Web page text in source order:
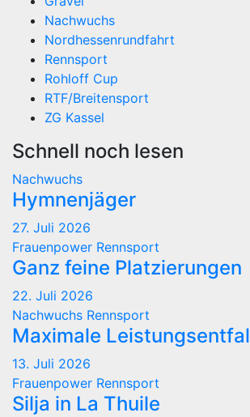
Nachwuchs
Nordhessenrundfahrt
Rennsport
Rohloff Cup
RTF/Breitensport
ZG Kassel
Schnell noch lesen
Nachwuchs
Hymnenjäger
27. Juli 2026
Frauenpower Rennsport
Ganz feine Platzierungen
22. Juli 2026
Nachwuchs Rennsport
Maximale
13. Juli 2026
Frauenpower Rennsport
Silja in La Thuile